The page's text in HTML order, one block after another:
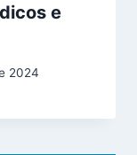
e
2024